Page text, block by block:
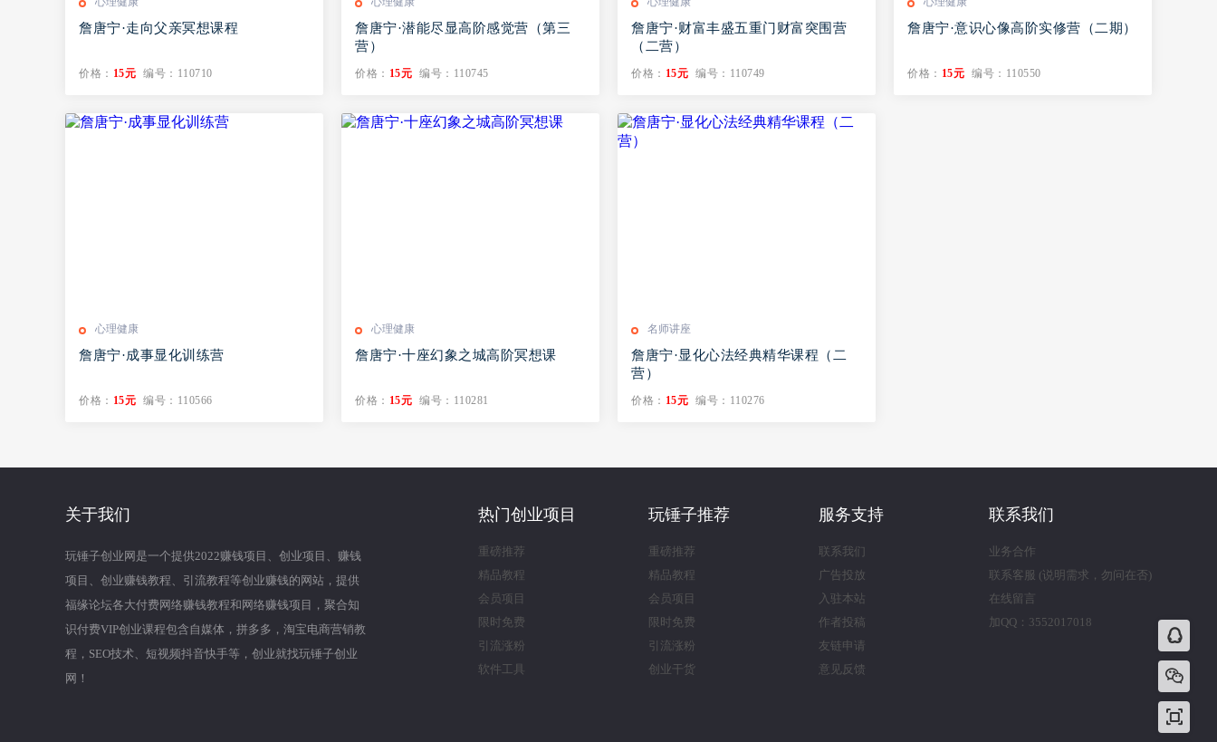
詹唐宁·走向父亲冥想课程
价格： 15元 编号：110710
詹唐宁·潜能尽显高阶感觉营（第三
营）
价格： 15元 编号：110745
詹唐宁·财富丰盛五重门财富突围营
（二营）
价格： 15元 编号：110749
詹唐宁·意识心像高阶实修营（二期）
价格： 15元 编号：110550
心理健康
詹唐宁·成事显化训练营
价格： 15元 编号：110566
心理健康
詹唐宁·十座幻象之城高阶冥想课
价格： 15元 编号：110281
名师讲座
詹唐宁·显化心法经典精华课程（二
营）
价格： 15元 编号：110276
关于我们
玩锤子创业网是一个提供2022赚钱项目、创业项目、赚钱
项目、创业赚钱教程、引流教程等创业赚钱的网站，提供
福缘论坛各大付费网络赚钱教程和网络赚钱项目，聚合知
识付费VIP创业课程包含自媒体，拼多多，淘宝电商营销教
程，SEO技术、短视频抖音快手等，创业就找玩锤子创业
网！
热门创业项目
重磅推荐
精品教程
会员项目
限时免费
引流涨粉
软件工具
玩锤子推荐
重磅推荐
精品教程
会员项目
限时免费
引流涨粉
创业干货
服务支持
联系我们
广告投放
入驻本站
作者投稿
友链申请
意见反馈
联系我们
业务合作
联系客服 (说明需求，勿问在否)
在线留言
加QQ：3552017018